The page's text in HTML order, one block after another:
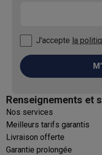
J'accepte la
Renseignements et
Nos services
Meilleurs tarifs garantis
Livraison offerte
Garantie prolongée